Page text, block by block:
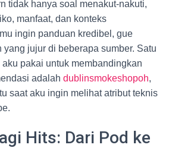
tidak hanya soal menakut-nakuti,
manfaat, dan konteks
ingin panduan kredibel, gue
jujur di beberapa sumber. Satu
pakai untuk membandingkan
adalah dublinsmokeshopoh,
saat aku ingin melihat atribut teknis
Hits: Dari Pod ke